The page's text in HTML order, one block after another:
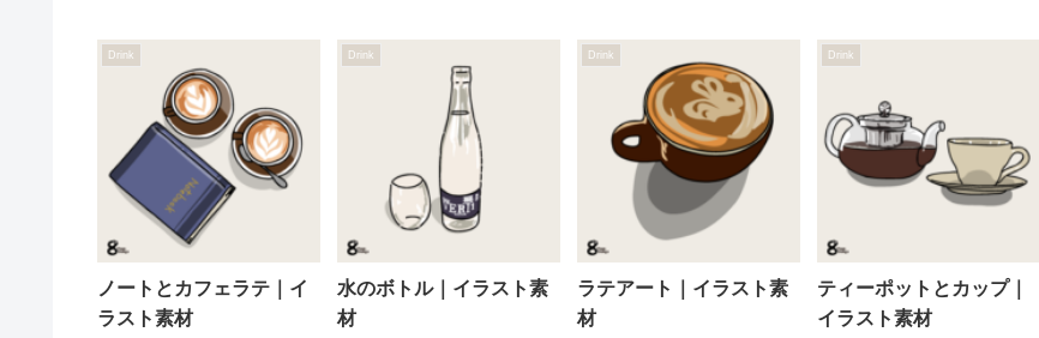
Drink
ノートとカフェラテ｜イ
ラスト素材
Drink
水のボトル｜イラスト素
材
Drink
ラテアート｜イラスト素
材
Drink
ティーポットとカップ｜
イラスト素材